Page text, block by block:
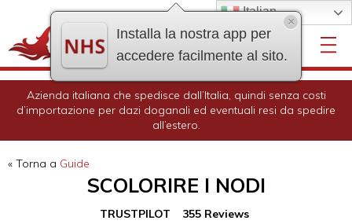
Italian
Azienda italiana che spedisce dall’Italia, quindi senza costi
d’importazione per dazi doganali ed eventuali resi da spedire
all’estero.
« Torna a Guide
SCOLORIRE I NODI
355 Reviews
Installa la nostra app per
accedere facilmente al sito.
×